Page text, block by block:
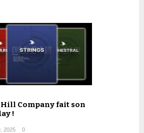
Hill Company fait son
!
2025 0